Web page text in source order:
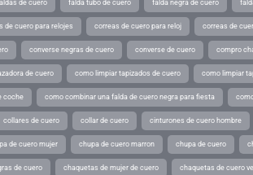
de cuero falda tubo de cuero falda negra de cuero
de cuero para relojes correas de cuero para reloj correas de
converse negras de cuero converse de cuero compro
de cuero como limpiar tapizados de cuero como limpiar
coche como combinar una falda de cuero negra para fiesta
collares de cuero collar de cuero cinturones de cuero hombre
de cuero mujer chupa de cuero marron chupa de cuero
de cuero chaquetas de mujer de cuero chaquetas de cuero